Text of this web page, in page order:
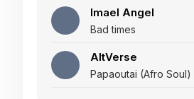
Imael Angel
Bad times
AltVerse
Papaoutai (Afro Soul)